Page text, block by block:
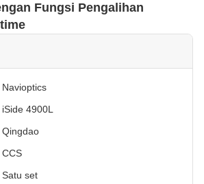
Fungsi Pengalihan
Navioptics
iSide 4900L
Qingdao
CCS
Satu set